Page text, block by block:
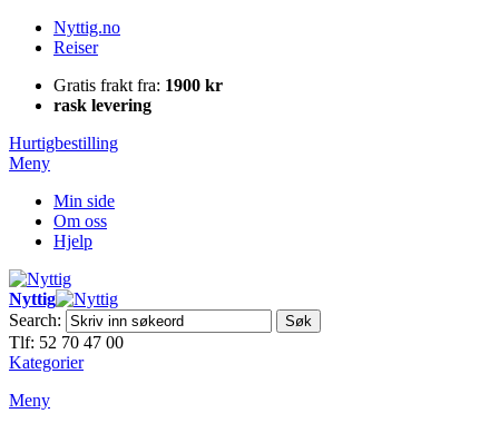
Nyttig.no
Reiser
Gratis frakt fra: 1900 kr
rask levering
Hurtigbestilling
Meny
Min side
Om oss
Hjelp
Nyttig
Search:
Søk
Tlf: 52 70 47 00
Kategorier
Meny